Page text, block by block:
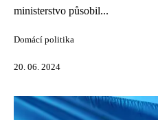
ministerstvo působil...
Domácí politika
20. 06. 2024